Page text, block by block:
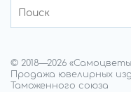
© 2018—2026
Продажа ювелирных
Таможенного союза